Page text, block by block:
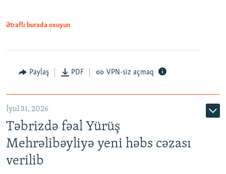
Ətraflı burada oxuyun
Paylaş PDF VPN-siz açmaq
İyul 31, 2026
Təbrizdə fəal Yürüş
Mehrəlibəyliyə yeni həbs cəzası
verilib